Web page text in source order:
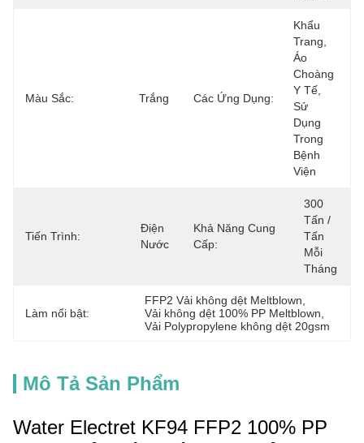
Màu Sắc: Trắng Các Ứng Dụng:
Khẩu
Trang,
Áo
Choàng
Y Tế,
Sử
Dụng
Trong
Bệnh
Viện
Tiến Trình:
Điện
Nước
Khả Năng Cung
Cấp:
300
Tấn /
Tấn
Mỗi
Tháng
Làm nổi bật:
FFP2 Vải không dệt Meltblown
Vải không dệt 100% PP Meltblown
Vải Polypropylene không dệt 20gsm
Mô Tả Sản Phẩm
Water Electret KF94 FFP2 100% PP